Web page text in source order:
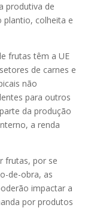
produtiva de
plantio, colheita e
frutas têm a UE
de carnes e
não
para outros
da produção
a renda
frutas, por se
de-obra, as
impactar a
por produtos